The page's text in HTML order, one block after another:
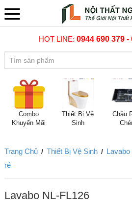
HOT LINE:0944 690 379 -
Combo
Khuyến Mãi
Thiết Bị Vệ
Sinh
Chậu
Trang Chủ / Thiết Bị Vệ Sinh /
rẻ
Lavabo NL-FL126